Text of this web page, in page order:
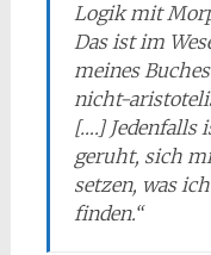
Logik mit
Das ist im
meines
nicht-
[….] Jedenfalls
geruht, sich
setzen, was
finden.“